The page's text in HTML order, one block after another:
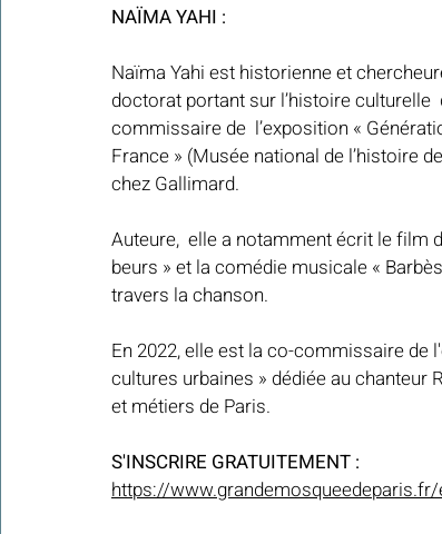
NAÏMA YAHI :
Naïma Yahi est historienne et
doctorat portant sur l’histoire culturelle
commissaire de  l’exposition «
France » (Musée national de l’histoire
chez Gallimard.
Auteure,  elle a notamment écrit le film
beurs » et la comédie musicale «
travers la chanson.
En 2022, elle est la co-commissaire de
cultures urbaines » dédiée au chanteur
et métiers de Paris.
S'INSCRIRE GRATUITEMENT :
https://